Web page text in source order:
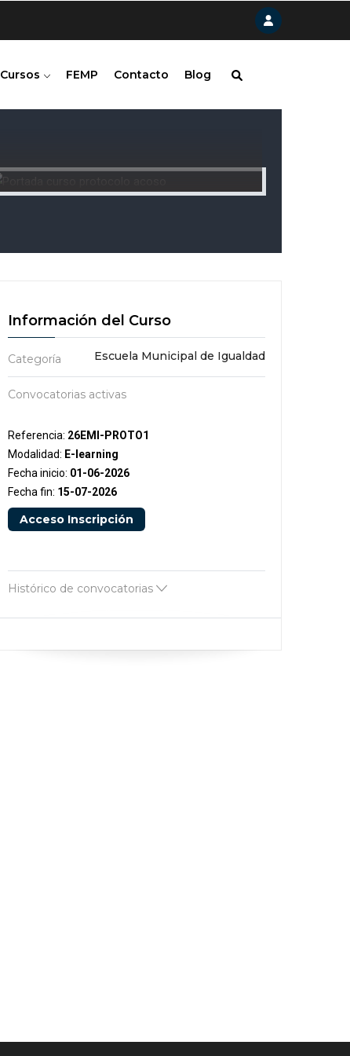
Cursos FEMP Contacto Blog
Información del Curso
Categoría Escuela Municipal de Igualdad
Convocatorias activas
Referencia: 26EMI-PROTO1
Modalidad: E-learning
Fecha inicio: 01-06-2026
Fecha fin: 15-07-2026
Acceso Inscripción
Histórico de convocatorias